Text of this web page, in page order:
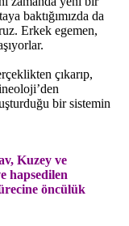
baktığımızda da
Erkek egemen,
çıkarıp,
bir sistemin
Kuzey ve
hapsedilen
öncülük